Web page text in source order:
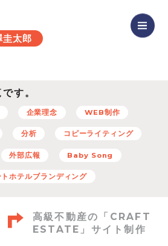
圭太郎
す。
企業理念 WEB制作
分析 コピーライティング
外部広報 Baby Song
トホテルブランディング
高級不動産の「CRAFT
ESTATE」サイト制作